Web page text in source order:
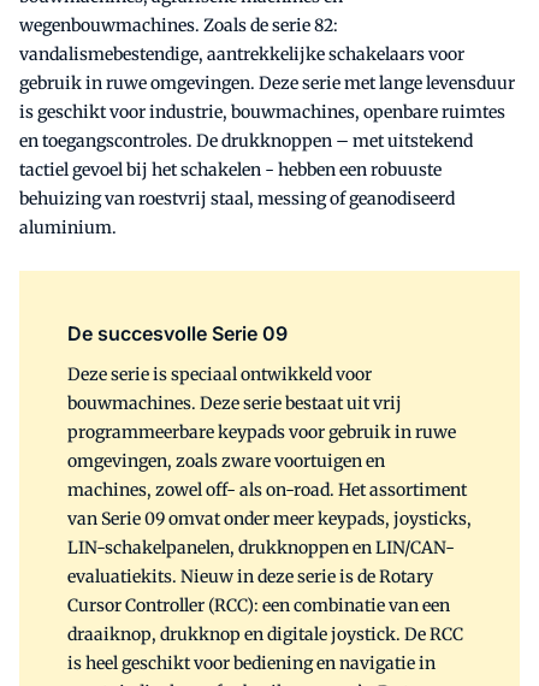
wegenbouwmachines. Zoals de serie 82:
vandalismebestendige, aantrekkelijke schakelaars voor
gebruik in ruwe omgevingen. Deze serie met lange levensduur
is geschikt voor industrie, bouwmachines, openbare ruimtes
en toegangscontroles. De drukknoppen – met uitstekend
tactiel gevoel bij het schakelen - hebben een robuuste
behuizing van roestvrij staal, messing of geanodiseerd
aluminium.
De succesvolle Serie 09
Deze serie is speciaal ontwikkeld voor
bouwmachines. Deze serie bestaat uit vrij
programmeerbare keypads voor gebruik in ruwe
omgevingen, zoals zware voortuigen en
machines, zowel off- als on-road. Het assortiment
van Serie 09 omvat onder meer keypads, joysticks,
LIN-schakelpanelen, drukknoppen en LIN/CAN-
evaluatiekits. Nieuw in deze serie is de Rotary
Cursor Controller (RCC): een combinatie van een
draaiknop, drukknop en digitale joystick. De RCC
is heel geschikt voor bediening en navigatie in